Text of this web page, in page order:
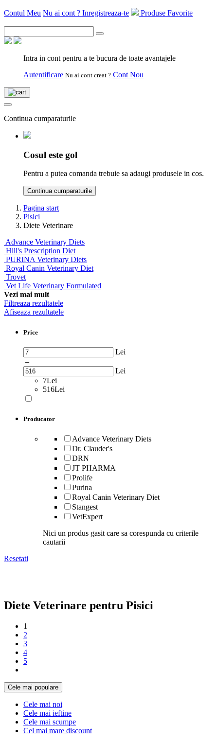
Contul Meu Nu ai cont ? Inregistreaza-te Produse Favorite
Intra in cont pentru a te bucura de toate avantajele
Autentificare Nu ai cont creat ? Cont Nou
Continua cumparaturile
Cosul este gol
Pentru a putea comanda trebuie sa adaugi produsele in cos.
Continua cumparaturile
Pagina start
Pisici
Diete Veterinare
Advance Veterinary Diets
Hill's Prescription Diet
PURINA Veterinary Diets
Royal Canin Veterinary Diet
Trovet
Vet Life Veterinary Formulated
Vezi mai mult
Filtreaza rezultatele
Afiseaza rezultatele
Price
Lei
–
Lei
7Lei
516Lei
Producator
Advance Veterinary Diets
Dr. Clauder's
DRN
JT PHARMA
Prolife
Purina
Royal Canin Veterinary Diet
Stangest
VetExpert
Nici un produs gasit care sa corespunda cu criterile
cautarii
Resetati
Diete Veterinare pentru Pisici
1
2
3
4
5
Cele mai populare
Cele mai noi
Cele mai ieftine
Cele mai scumpe
Cel mai mare discount